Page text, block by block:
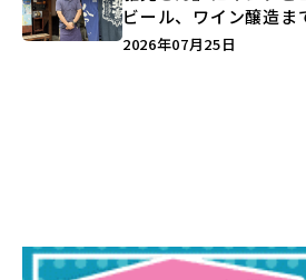
ビール、ワイン醸造ま
史”に迫る♪
2026年07月25日